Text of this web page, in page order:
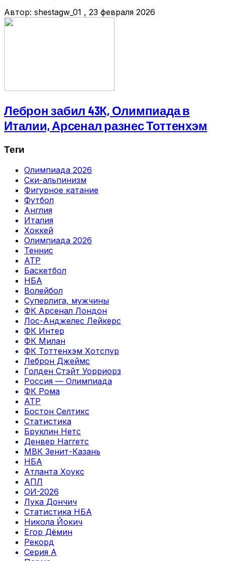
Автор: shestagw_01 , 23 февраля 2026
Леброн забил 43К, Олимпиада в
Италии, Арсенал разнес Тоттенхэм
Теги
Олимпиада 2026
Ски-альпинизм
Фигурное катание
Футбол
Англия
Италия
Хоккей
Олимпиада 2026
Теннис
ATP
Баскетбол
НБА
Волейбол
Суперлига, мужчины
ФК Арсенал Лондон
Лос-Анджелес Лейкерс
ФК Интер
ФК Милан
ФК Тоттенхэм Хотспур
Леброн Джеймс
Голден Стэйт Уорриорз
Россия — Олимпиада
ФК Рома
ATP
Бостон Селтикс
Статистика
Бруклин Нетс
Денвер Наггетс
МВК Зенит-Казань
НБА
Атланта Хоукс
АПЛ
ОИ-2026
Лука Дончич
Статистика НБА
Никола Йокич
Егор Дёмин
Рекорд
Серия А